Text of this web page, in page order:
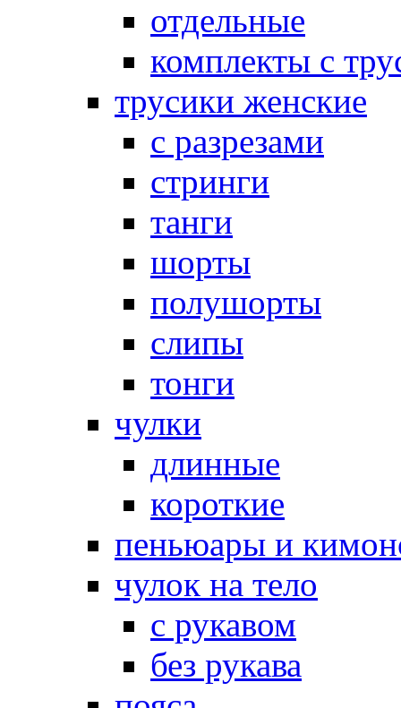
отдельные
комплекты с
трусики женские
с разрезами
стринги
танги
шорты
полушорты
слипы
тонги
чулки
длинные
короткие
пеньюары и
чулок на тело
с рукавом
без рукава